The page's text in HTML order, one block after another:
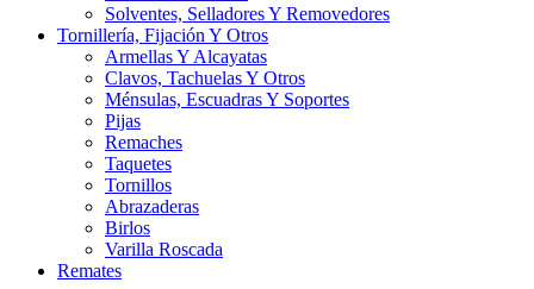
Solventes, Selladores Y Removedores
Tornillería, Fijación Y Otros
Armellas Y Alcayatas
Clavos, Tachuelas Y Otros
Ménsulas, Escuadras Y Soportes
Pijas
Remaches
Taquetes
Tornillos
Abrazaderas
Birlos
Varilla Roscada
Remates